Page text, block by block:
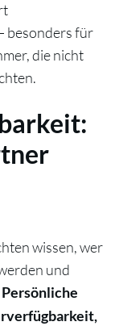
besonders für
die nicht
wissen, wer
und
Persönliche